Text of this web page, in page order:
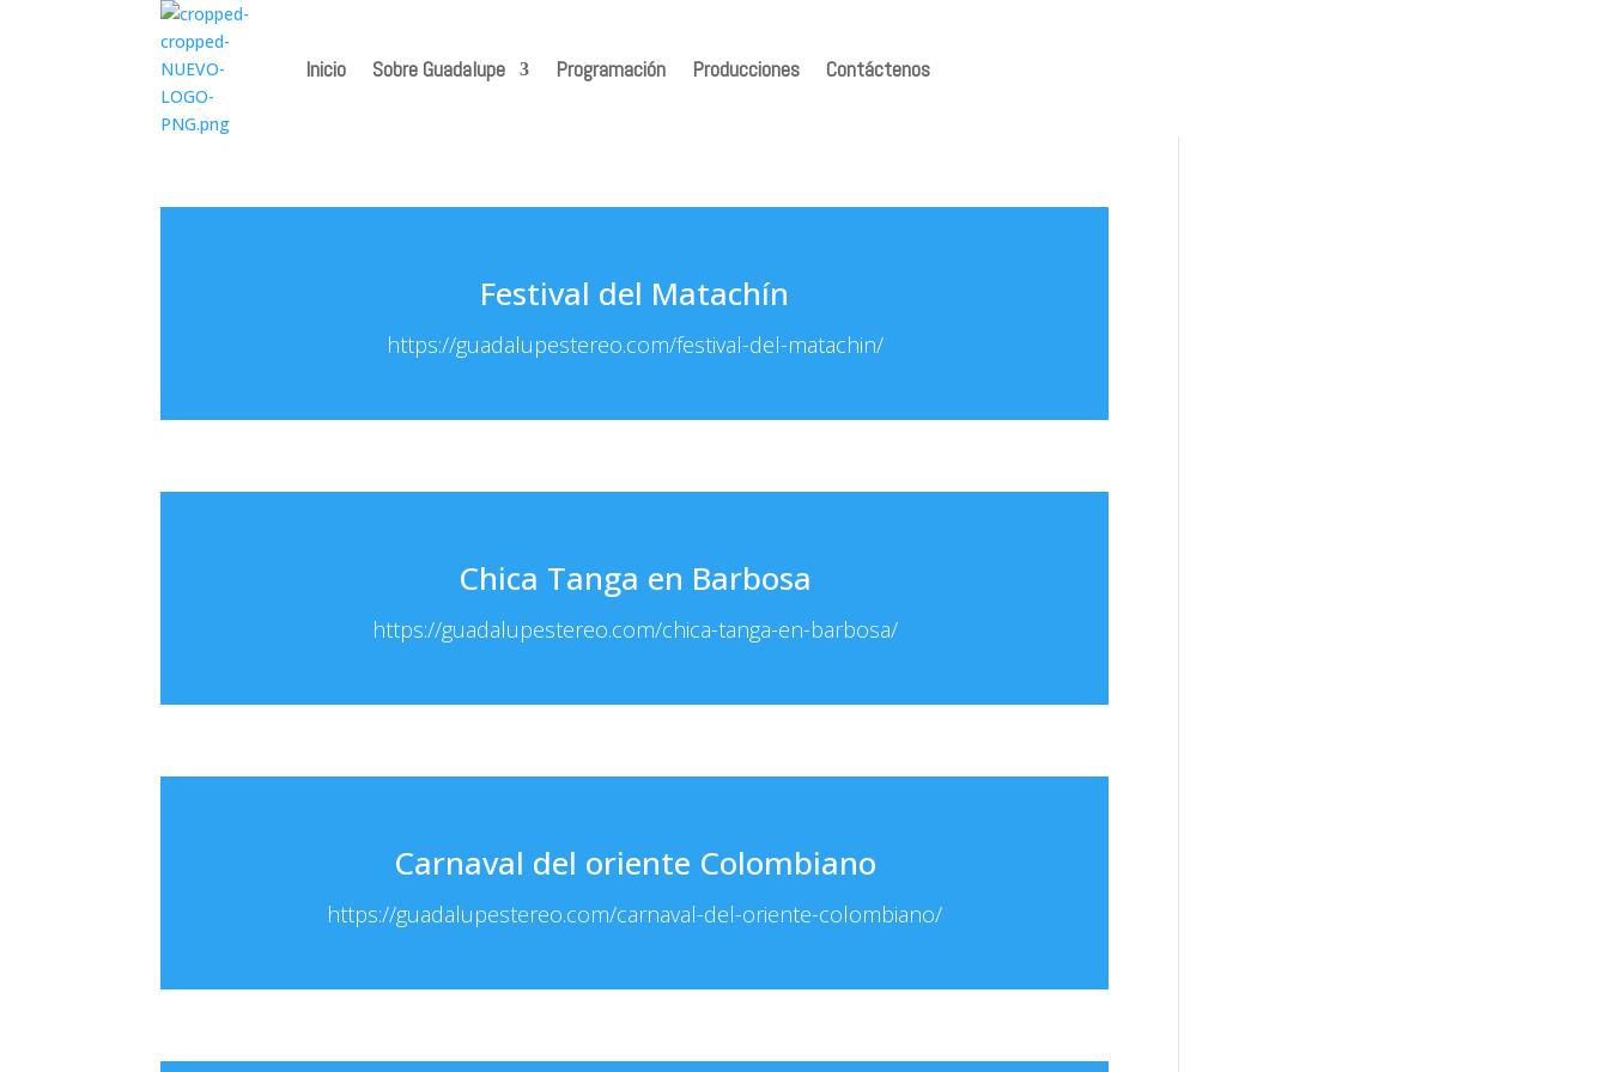
Inicio Sobre Guadalupe Programación Producciones Contáctenos
Festival del Matachín
https://guadalupestereo.com/festival-del-matachin/
Chica Tanga en Barbosa
https://guadalupestereo.com/chica-tanga-en-barbosa/
Carnaval del oriente Colombiano
https://guadalupestereo.com/carnaval-del-oriente-colombiano/